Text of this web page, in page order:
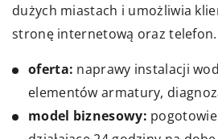
dużych miastach i umożliwia
stronę internetową oraz telefon.
oferta: naprawy instalacji
elementów armatury,
model biznesowy: